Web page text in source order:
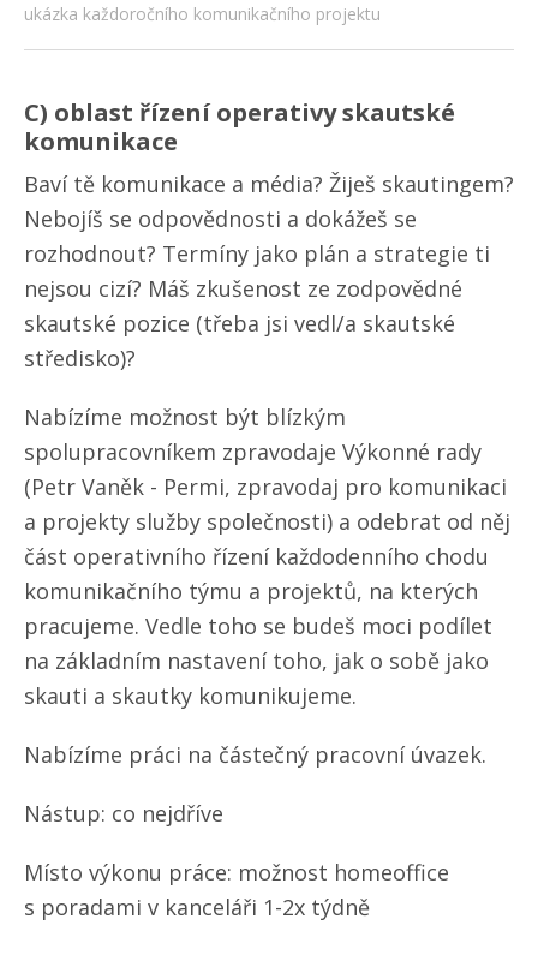
ukázka každoročního komunikačního projektu
C) oblast řízení operativy skautské
komunikace
Baví tě komunikace a média? Žiješ skautingem?
Nebojíš se odpovědnosti a dokážeš se
rozhodnout? Termíny jako plán a strategie ti
nejsou cizí? Máš zkušenost ze zodpovědné
skautské pozice (třeba jsi vedl/​a skautské
středisko)?
Nabízíme možnost být blízkým
spolupracovníkem zpravodaje Výkonné rady
(Petr Vaněk - Permi, zpravodaj pro komunikaci
a projekty služby společnosti) a odebrat od něj
část operativního řízení každodenního chodu
komunikačního týmu a projektů, na kterých
pracujeme. Vedle toho se budeš moci podílet
na základním nastavení toho, jak o sobě jako
skauti a skautky komunikujeme.
Nabízíme práci na částečný pracovní úvazek.
Nástup: co nejdříve
Místo výkonu práce: možnost homeoffice
s poradami v kanceláři 1-2x týdně